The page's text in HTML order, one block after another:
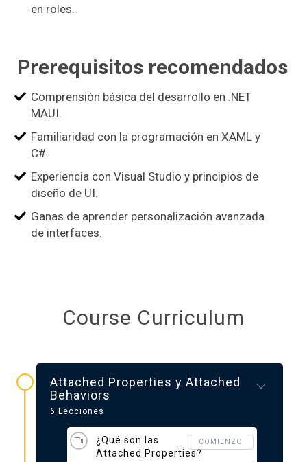
en roles.
Prerequisitos recomendados
Comprensión básica del desarrollo en .NET
MAUI.
Familiaridad con la programación en XAML y
C#.
Experiencia con Visual Studio y principios de
diseño de UI.
Ganas de aprender personalización avanzada
de interfaces.
Course Curriculum
Attached Properties y Attached
Behaviors
6 Lecciones
¿Qué son las
Attached Properties?
COMIENZO